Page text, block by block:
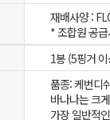
재배사양 :
* 조합원 공
1봉 (5핑거
품종: 케번디
바나나는 크
가장 일반적